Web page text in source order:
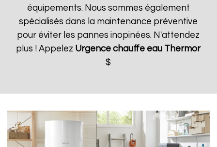
équipements. Nous sommes également
spécialisés dans la maintenance préventive
pour éviter les pannes inopinées. N'attendez
plus ! Appelez Urgence chauffe eau Thermor
$